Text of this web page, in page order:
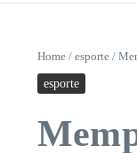
Home / esporte /
esporte